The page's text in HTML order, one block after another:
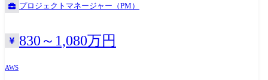
選定及び適用業務 【職務詳細】 (1)受注前活動(フロント対応) ・DXを検
の効果試算、導入費用の試算 ・研究会、WG等への参加 (2)プロジェクト
の立ち上げ～要件定義、概要設計 ・システム開発に必要なリソースの見
プロジェクトマネージャー（PM）
830～1,080万円
AWS